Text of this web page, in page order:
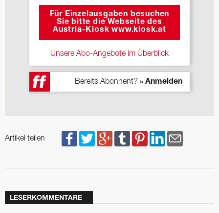
Für Einzelausgaben besuchen
Sie bitte die Webseite des
Austria-Kiosk www.kiosk.at
Unsere Abo-Angebote im Überblick
Bereits Abonnent? » Anmelden
Artikel teilen
LESERKOMMENTARE